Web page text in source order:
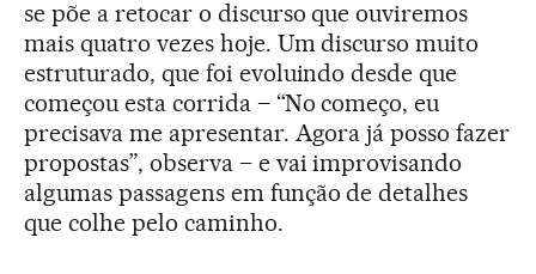
se põe a retocar o discurso que ouviremos
mais quatro vezes hoje. Um discurso muito
estruturado, que foi evoluindo desde que
começou esta corrida – “No começo, eu
precisava me apresentar. Agora já posso fazer
propostas”, observa – e vai improvisando
algumas passagens em função de detalhes
que colhe pelo caminho.